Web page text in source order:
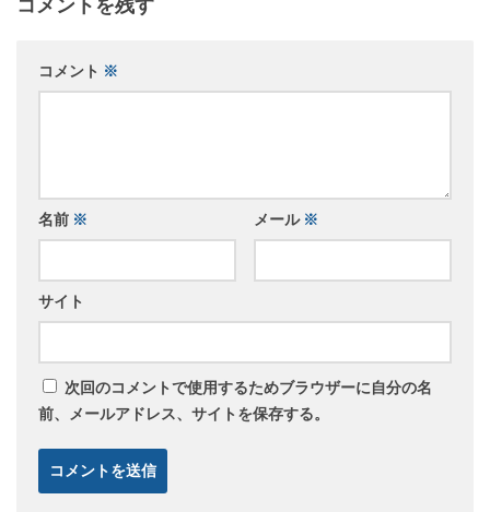
コメント ※
名前 ※ メール ※
サイト
次回のコメントで使用するためブラウザーに自分の名
前、メールアドレス、サイトを保存する。